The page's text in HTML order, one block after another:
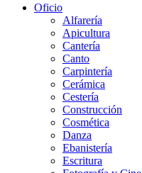
Oficio
Alfarería
Apicultura
Cantería
Canto
Carpintería
Cerámica
Cestería
Construcción
Cosmética
Danza
Ebanistería
Escritura